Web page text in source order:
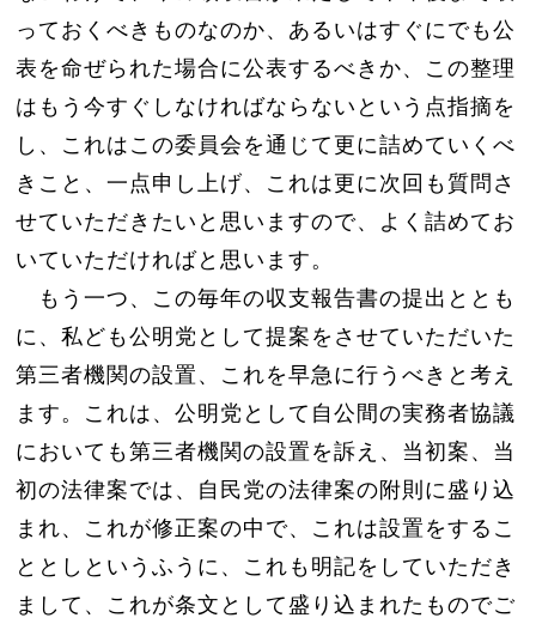
っておくべきものなのか、あるいはすぐにでも公
表を命ぜられた場合に公表するべきか、この整理
はもう今すぐしなければならないという点指摘を
し、これはこの委員会を通じて更に詰めていくべ
きこと、一点申し上げ、これは更に次回も質問さ
せていただきたいと思いますので、よく詰めてお
いていただければと思います。
もう一つ、この毎年の収支報告書の提出ととも
に、私ども公明党として提案をさせていただいた
第三者機関の設置、これを早急に行うべきと考え
ます。これは、公明党として自公間の実務者協議
においても第三者機関の設置を訴え、当初案、当
初の法律案では、自民党の法律案の附則に盛り込
まれ、これが修正案の中で、これは設置をするこ
ととしというふうに、これも明記をしていただき
まして、これが条文として盛り込まれたものでご